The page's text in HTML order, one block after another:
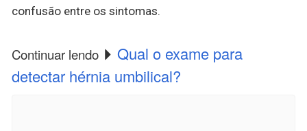
confusão entre os sintomas.
Continuar lendo
Qual o exame para
detectar hérnia umbilical?